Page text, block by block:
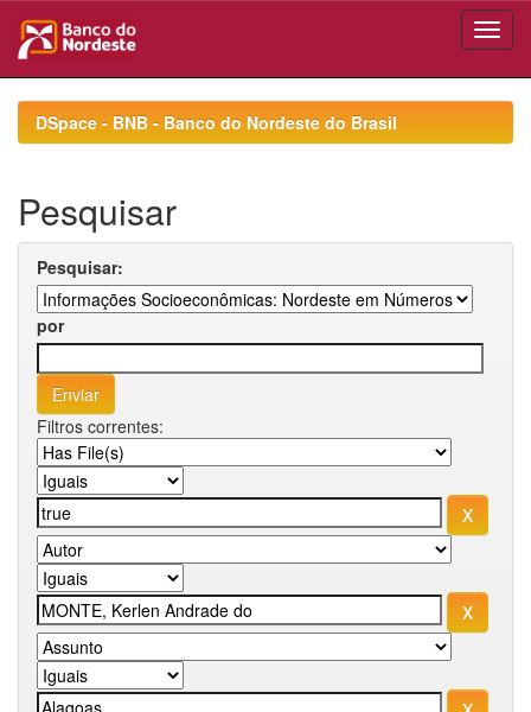
navigationDSpace - BNB - Banco do Nordeste do Brasil
Pesquisar
Pesquisar:
por
Filtros correntes: